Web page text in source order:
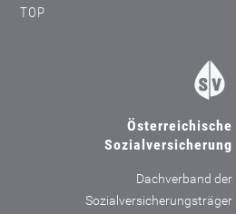
TOP
Österreichische
Sozialversicherung
Dachverband der
Sozialversicherungsträger